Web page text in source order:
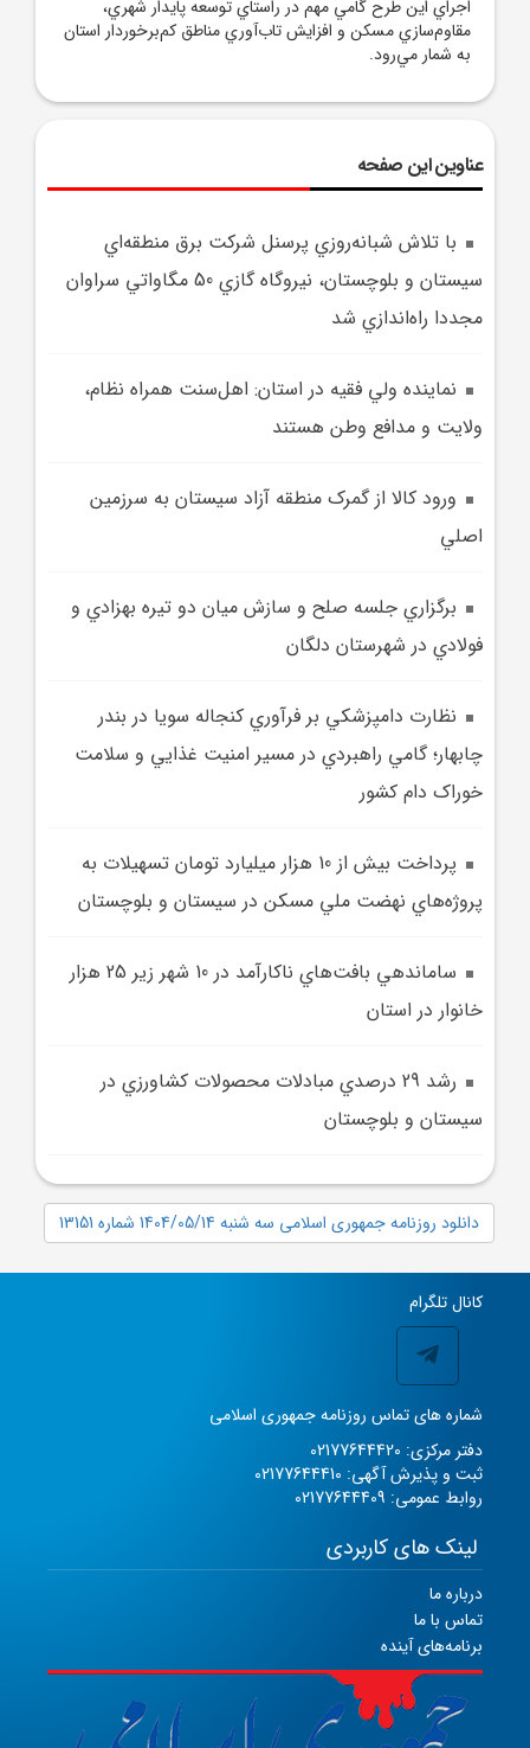
اجراي اين طرح گامي مهم در راستاي توسعه پايدار شهري،
مقاوم‌سازي مسکن و افزايش تاب‌آوري مناطق کم‌برخوردار استان
به شمار مي‌رود.
عناوین این صفحه
با تلاش شبانه‌روزي پرسنل شرکت برق منطقه‌اي
سيستان و بلوچستان، نيروگاه گازي 50 مگاواتي سراوان
مجددا راه‌اندازي شد
نماينده ولي فقيه در استان: اهل‌سنت همراه نظام،
ولايت و مدافع وطن هستند
ورود کالا از گمرک منطقه آزاد سيستان به سرزمين
اصلي
برگزاري جلسه صلح و سازش ميان دو تيره بهزادي و
فولادي در شهرستان دلگان
نظارت دامپزشکي بر فرآوري کنجاله سويا در بندر
چابهار؛ گامي راهبردي در مسير امنيت غذايي و سلامت
خوراک دام کشور
پرداخت بيش از 10 هزار ميليارد تومان تسهيلات به
پروژه‌هاي نهضت ملي مسکن در سيستان و بلوچستان
ساماندهي بافت‌هاي ناکارآمد در 10 شهر زير 25 هزار
خانوار در استان
رشد 29 درصدي مبادلات محصولات کشاورزي در
سيستان و بلوچستان
دانلود روزنامه جمهوری اسلامی سه شنبه 1404/05/14 شماره 13151
کانال تلگرام
شماره های تماس روزنامه جمهوری اسلامی
دفتر مرکزی: 02177644420
ثبت و پذیرش آگهی: 02177644410
روابط عمومی: 02177644409
لینک های کاربردی
درباره ما
تماس با ما
برنامه‌های آینده